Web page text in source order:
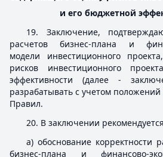
и его бюджетной
19. Заключение,
расчетов бизнес-плана и
модели инвестиционного
рисков инвестиционного
эффективности (далее -
разрабатывать с учетом положений
Правил.
20. В заключении
а) обоснование корректности
бизнес-плана и финансово-